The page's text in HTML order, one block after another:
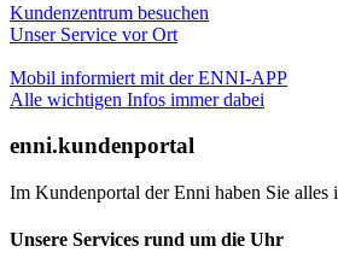
Kundenzentrum besuchen
Unser Service vor Ort
Mobil informiert mit der ENNI-APP
Alle wichtigen Infos immer dabei
enni.kundenportal
Im Kundenportal der Enni haben Sie
Unsere Services rund um die Uhr